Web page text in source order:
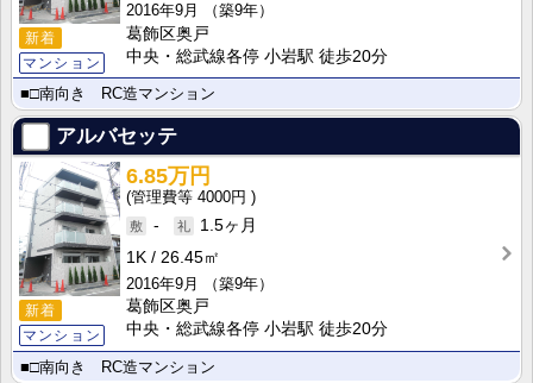
新着
マンション
2016年9月
（築9年）
葛飾区奥戸
中央・総武線各停 小岩駅 徒歩20分
■□南向き RC造マンション
アルバセッテ
新着
マンション
6.85万円
4000円
-
1.5ヶ月
1K
26.45㎡
2016年9月
（築9年）
葛飾区奥戸
中央・総武線各停 小岩駅 徒歩20分
■□南向き RC造マンション